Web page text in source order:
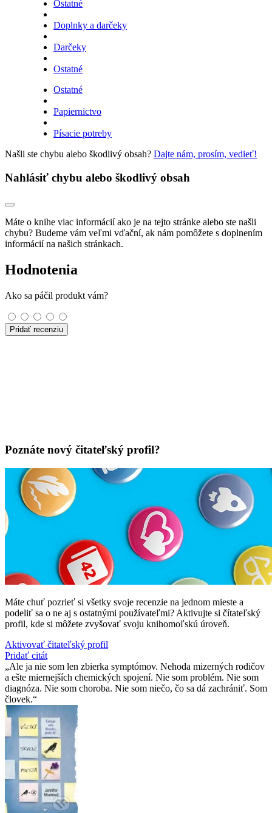
Ostatné
Doplnky a darčeky
Darčeky
Ostatné
Ostatné
Papiernictvo
Písacie potreby
Našli ste chybu alebo škodlivý obsah? Dajte nám, prosím, vedieť!
Nahlásiť chybu alebo škodlivý obsah
Máte o knihe viac informácií ako je na tejto stránke alebo ste našli
chybu? Budeme vám veľmi vďační, ak nám pomôžete s doplnením
informácií na našich stránkach.
Hodnotenia
Ako sa páčil produkt vám?
Pridať recenziu
Poznáte nový čitateľský profil?
Máte chuť pozrieť si všetky svoje recenzie na jednom mieste a
podeliť sa o ne aj s ostatnými používateľmi? Aktivujte si čítateľský
profil, kde si môžete zvyšovať svoju knihomoľskú úroveň.
Aktivovať čitateľský profil
Pridať citát
Ale ja nie som len zbierka symptómov. Nehoda mizerných rodičov
a ešte miernejších chemických spojení. Nie som problém. Nie som
diagnóza. Nie som choroba. Nie som niečo, čo sa dá zachrániť. Som
človek.